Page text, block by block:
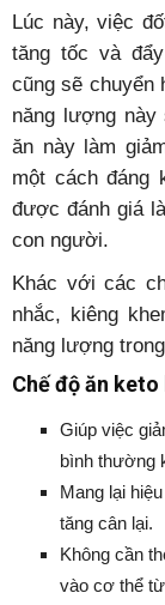
Lúc này, việc
tăng tốc và
cũng sẽ chuyển
năng lượng
ăn này làm
một cách
được đánh giá
con người.
Khác với các
nhắc, kiêng
năng lượng
Chế độ ăn
Giúp việc
bình thường
Mang lại
tăng cân lại.
Không cần
vào cơ thể